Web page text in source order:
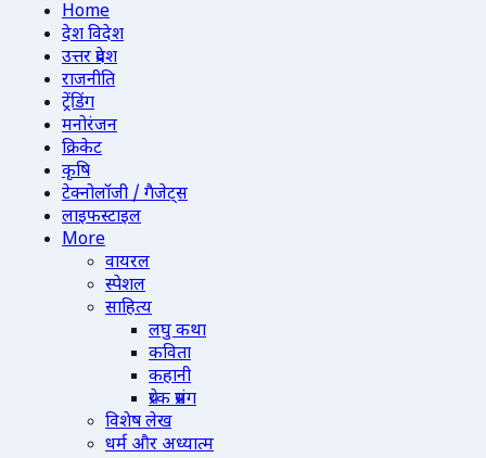
Home
देश विदेश
उत्तर प्रदेश
राजनीति
ट्रेंडिंग
मनोरंजन
क्रिकेट
कृषि
टेक्नोलॉजी / गैजेट्स
लाइफस्टाइल
More
वायरल
स्पेशल
साहित्य
लघु कथा
कविता
कहानी
प्रेरक प्रसंग
विशेष लेख
धर्म और अध्यात्म